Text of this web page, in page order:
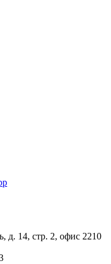
д. 14, стр. 2, офис 2210